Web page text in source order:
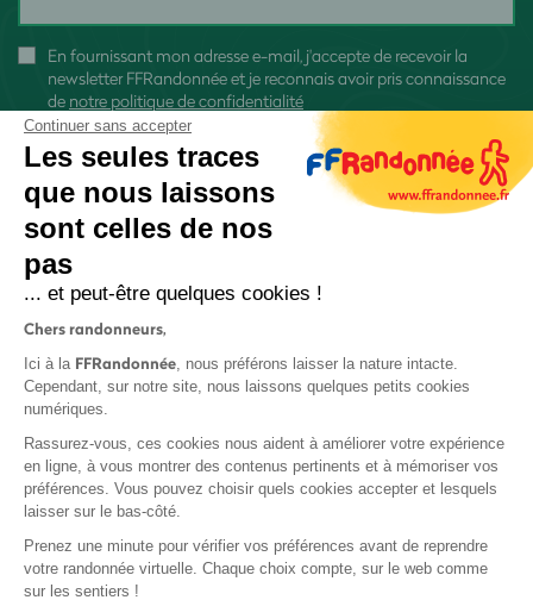
En fournissant mon adresse e-mail, j'accepte de recevoir la
newsletter FFRandonnée et je reconnais avoir pris connaissance
de notre politique de confidentialité
Protection des données
Politique de confidentialité
Continuer sans accepter
Les seules traces
que nous laissons
sont celles de nos
pas
... et peut-être quelques cookies !
Chers randonneurs,
Ici à la FFRandonnée, nous préférons laisser la nature intacte.
Cependant, sur notre site, nous laissons quelques petits cookies
numériques.
Rassurez-vous, ces cookies nous aident à améliorer votre expérience
en ligne, à vous montrer des contenus pertinents et à mémoriser vos
préférences. Vous pouvez choisir quels cookies accepter et lesquels
laisser sur le bas-côté.
Prenez une minute pour vérifier vos préférences avant de reprendre
votre randonnée virtuelle. Chaque choix compte, sur le web comme
sur les sentiers !